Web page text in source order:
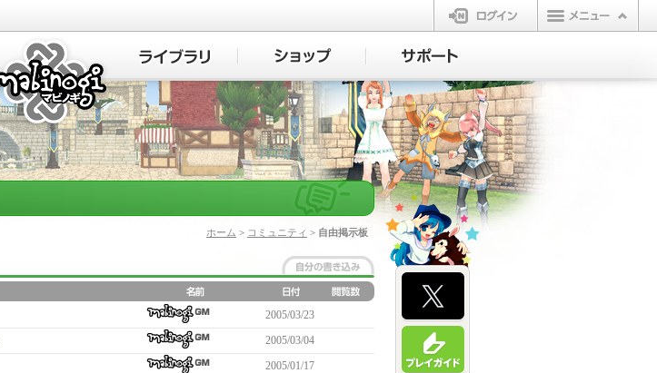
ログイン
マビノギ
ホーム > コミュニティ > 自由掲示板
2005/03/23
2005/03/04
2005/01/17